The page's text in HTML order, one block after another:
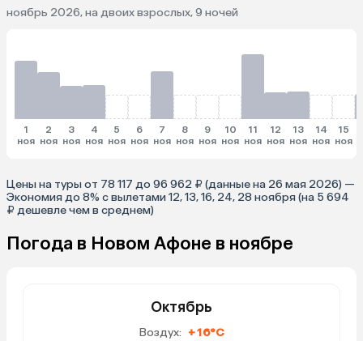
ноябрь 2026, на двоих взрослых, 9 ночей
1
ноя
2
ноя
3
ноя
4
ноя
5
ноя
6
ноя
7
ноя
8
ноя
9
ноя
10
ноя
11
ноя
12
ноя
13
ноя
14
ноя
15
ноя
Цены на туры от 78 117 до 96 962 ₽ (данные на 26 мая 2026) —
Экономия до 8% с вылетами 12, 13, 16, 24, 28 ноября (на 5 694
₽ дешевле чем в среднем)
Погода в Новом Афоне в ноябре
Октябрь
Воздух: +16°C